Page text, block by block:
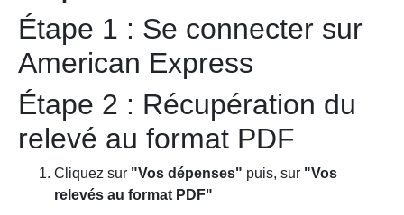
Étape 1 : Se connecter sur
American Express
Étape 2 : Récupération du
relevé au format PDF
Cliquez sur "Vos dépenses" puis, sur "Vos
relevés au format PDF"